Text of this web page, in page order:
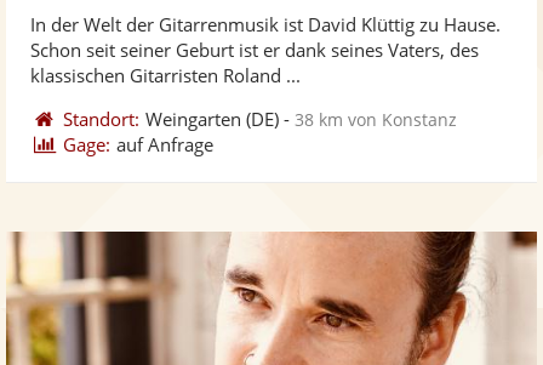
Fotos
5
In der Welt der Gitarrenmusik ist David Klüttig zu Hause.
Schon seit seiner Geburt ist er dank seines Vaters, des
klassischen Gitarristen Roland ...
Standort: Weingarten (DE) -38 km von Konstanz
Gage: auf Anfrage